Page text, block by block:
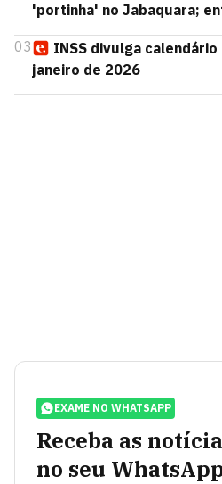
'portinha' no Jabaquara;
03
INSS divulga
janeiro de 2026
EXAME NO WHATSAPP
Receba as
no seu